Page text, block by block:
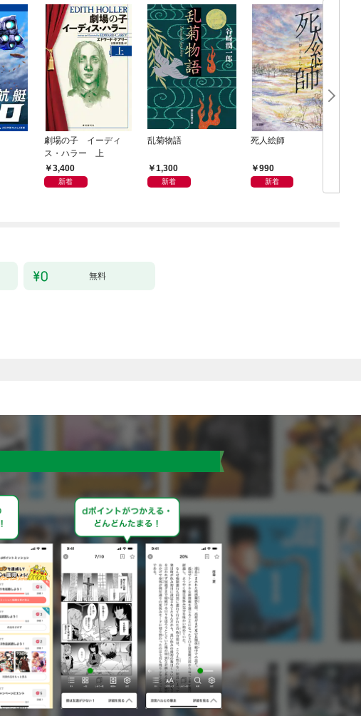
劇場の子 イーディ
ス・ハラー 上
3,400
新着
乱菊物語
1,300
新着
死人絵師
990
新着
無料